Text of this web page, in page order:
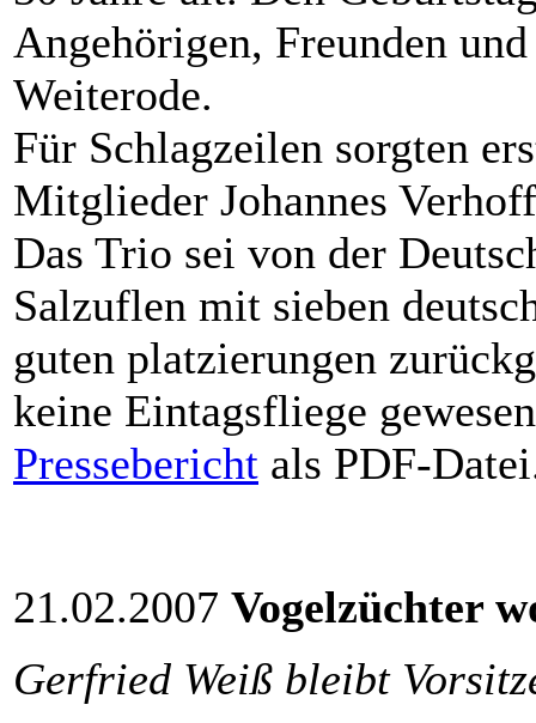
Angehörigen, Freunden
Weiterode.
Für Schlagzeilen sorgten
Mitglieder Johannes
Das Trio sei von der
Salzuflen mit sieben
guten platzierungen
keine Eintagsfliege
Pressebericht als PDF-
21.02.2007 Vogelzüchter
Gerfried Weiß bleibt